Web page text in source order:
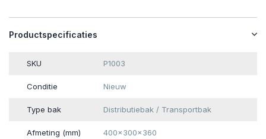
Productspecificaties
SKU P1003
Conditie Nieuw
Type bak Distributiebak / Transportbak
Afmeting (mm) 400x300x360